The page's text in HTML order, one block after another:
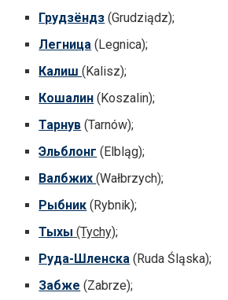
Грудзёндз (Grudziądz);
Легница (Legnica);
Калиш(Kalisz);
Кошалин (Koszalin);
Тарнув (Tarnów);
Эльблонг (Elbląg);
Валбжих(Wałbrzych);
Рыбник (Rybnik);
Тыхы (Tychy);
Руда-Шленска (Ruda Śląska);
Забже (Zabrze);